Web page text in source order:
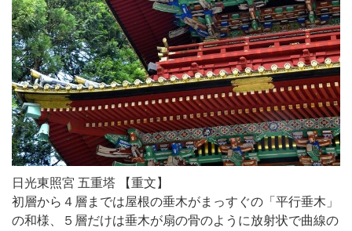
日光東照宮 五重塔 【重文】
初層から４層までは屋根の垂木がまっすぐの「平行垂木」
の和様、５層だけは垂木が扇の骨のように放射状で曲線の